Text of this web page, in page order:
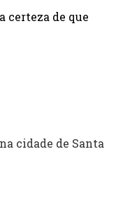
certeza de que
cidade de Santa